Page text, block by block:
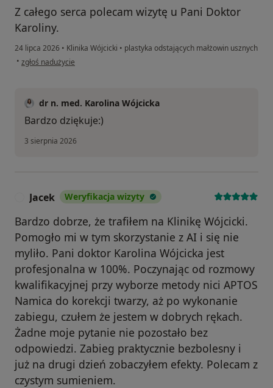
Z całego serca polecam wizytę u Pani Doktor
Karoliny.
24 lipca 2026 • Klinika Wójcicki • plastyka odstających małżowin usznych
• w opinii użytkownika Bartek
zgłoś nadużycie
dr n. med. Karolina Wójcicka
Bardzo dziękuje:)
3 sierpnia 2026
Jacek Weryfikacja wizyty
Bardzo dobrze, że trafiłem na Klinikę Wójcicki.
Pomogło mi w tym skorzystanie z AI i się nie
myliło. Pani doktor Karolina Wójcicka jest
profesjonalna w 100%. Poczynając od rozmowy
kwalifikacyjnej przy wyborze metody nici APTOS
Namica do korekcji twarzy, aż po wykonanie
zabiegu, czułem że jestem w dobrych rękach.
Żadne moje pytanie nie pozostało bez
odpowiedzi. Zabieg praktycznie bezbolesny i
już na drugi dzień zobaczyłem efekty. Polecam z
czystym sumieniem.